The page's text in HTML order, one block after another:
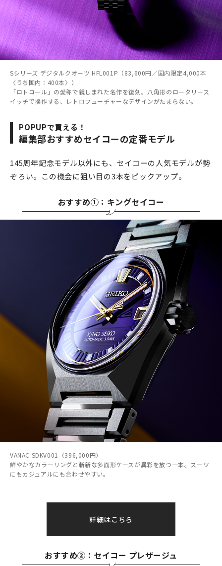
Sシリーズ デジタルクオーツ HFL001P（83,600円／国内限定4,000本
〈うち国内：400本〉）
「ロトコール」の愛称で親しまれた名作を復刻。八角形のロータリース
イッチで操作する、レトロフューチャーなデザインがたまらない。
POPUPで買える！
編集部おすすめセイコーの定番モデル
145周年記念モデル以外にも、セイコーの人気モデルが勢
ぞろい。この機会に狙い目の3本をピックアップ。
おすすめ①：キングセイコー
VANAC SDKV001（396,000円）
鮮やかなカラーリングと斬新な多面形ケースが異彩を放つ一本。スーツ
にもカジュアルにも合わせやすい。
詳細はこちら
おすすめ②：セイコー プレザージュ